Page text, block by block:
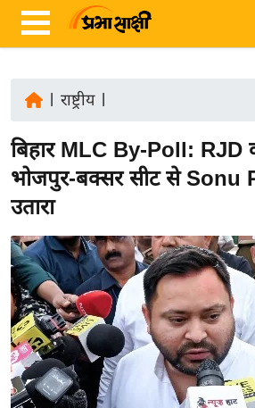
ज़ा
ख
र
रा
ष्ट्री
य
अं
त
र्रा
ष्ट्री
राष्ट्रीय|
बिहार MLC By-Poll: RJD
भोजपुर-बक्सर सीट से Sonu
उतारा